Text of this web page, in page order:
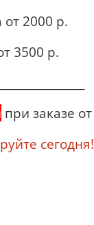
от 2000 р.
3500 р.
при заказе
сегодня!